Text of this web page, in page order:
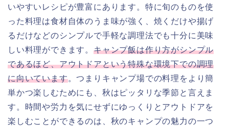
いやすいレシピが豊富にあります。特に旬のものを使
った料理は食材自体のうま味が強く、焼くだけや揚げ
るだけなどのシンプルで手軽な調理法でも十分に美味
しい料理ができます。 キャンプ飯は作り方がシンプル
であるほど、アウトドアという特殊な環境下での調理
に向いています。つまりキャンプ場での料理をより簡
単かつ楽しむためにも、秋はピッタリな季節と言えま
す。時間や労力を気にせずにゆっくりとアウトドアを
楽しむことができるのは、秋のキャンプの魅力の一つ